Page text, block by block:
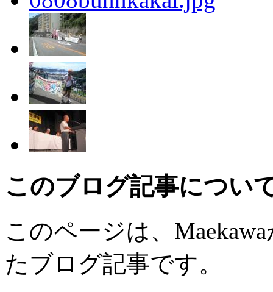
このブログ記事につい
このページは、
たブログ記事です。